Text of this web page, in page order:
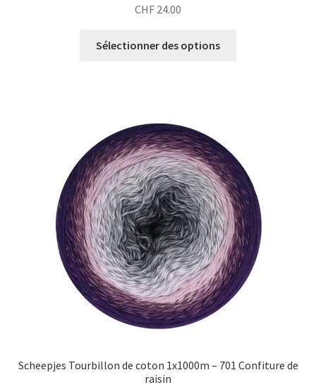
CHF 24.00
Sélectionner des options
Scheepjes Tourbillon de coton 1x1000m – 701 Confiture de
raisin